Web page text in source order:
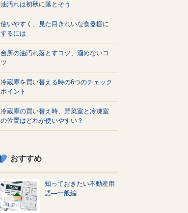
油汚れは初秋に落とそう
使いやすく、見た目きれいな食器棚に
するには
台所の油汚れ落とすコツ、溜めないコ
ツ
冷蔵庫を買い替える時の6つのチェック
ポイント
冷蔵庫の買い替え時、野菜室と冷凍室
の位置はどれが使いやすい？
おすすめ
知っておきたい不動産用
語—一般編